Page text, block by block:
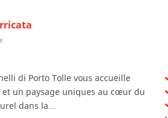
di Porto Tolle vous accueille
un paysage uniques au cœur du
dans la…